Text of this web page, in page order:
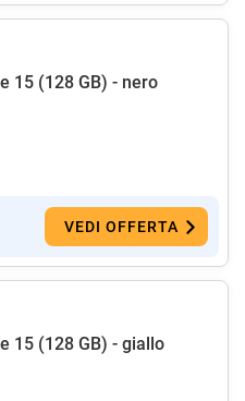
15 (128 GB) - nero
VEDI OFFERTA
15 (128 GB) - giallo